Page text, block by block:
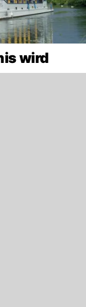
wird